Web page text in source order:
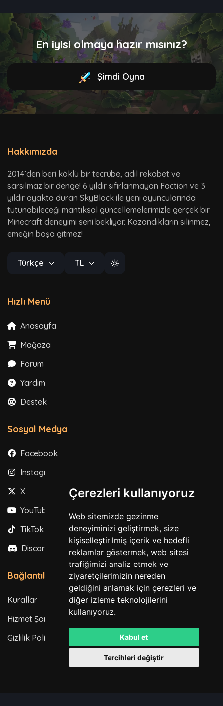
Çerezleri kullanıyoruz
Web sitemizde gezinme
deneyiminizi geliştirmek, size
kişiselleştirilmiş içerik ve hedefli
reklamlar göstermek, web sitesi
trafiğimizi analiz etmek ve
ziyaretçilerimizin nereden
geldiğini anlamak için çerezleri ve
diğer izleme teknolojilerini
kullanıyoruz.
Kabul et
Tercihleri değiştir
En iyisi olmaya hazır mısınız?
Şimdi Oyna
Hakkımızda
2014’den beri köklü bir tecrübe, adil rekabet ve
sarsılmaz bir denge! 6 yıldır sıfırlanmayan Faction ve 3
yıldır ayakta duran SkyBlock ile yeni oyuncularında
tutunabileceği mantıksal güncellemelerimizle gerçek bir
Minecraft deneyimi seni bekliyor. Kazandıkların silinmez,
emeğin boşa gitmez!
Türkçe TL
Hızlı Menü
Anasayfa
Mağaza
Forum
Yardım
Destek
Sosyal Medya
Facebook
Instagram
X
YouTube
TikTok
Discord
Bağlantılar
Kurallar
Hizmet Şartları
Gizlilik Politikası